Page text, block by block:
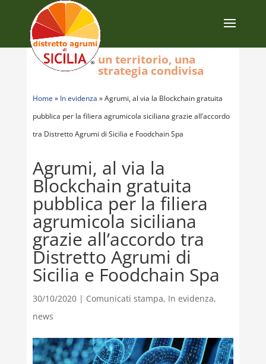
Home » In evidenza »Agrumi, al via la Blockchain gratuita
pubblica per la filiera agrumicola siciliana grazie all’accordo
tra Distretto Agrumi di Sicilia e Foodchain Spa
Agrumi, al via la
Blockchain gratuita
pubblica per la filiera
agrumicola siciliana
grazie all’accordo tra
Distretto Agrumi di
Sicilia e Foodchain Spa
30/10/2020| Comunicati stampa, In evidenza,
news
un territorio, una
strategia condivisa